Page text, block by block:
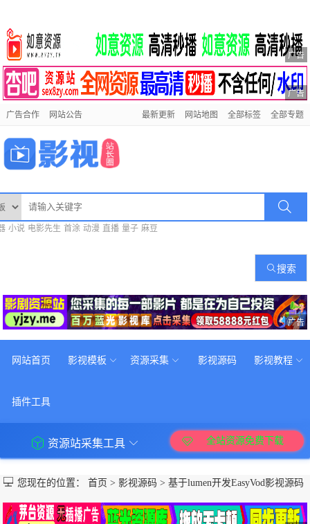
广告
广告
广告合作 网站公告 最新更新 网站地图 全部标签 全部专题
小说 电影先生 首涂 动漫 直播 量子 麻豆
搜索
广告
网站首页 影视模板 资源采集 影视源码 影视教程
插件工具
资源站采集工具 全站资源免费下载
您现在的位置：首页 > 影视源码 >基于lumen开发EasyVod影视源码